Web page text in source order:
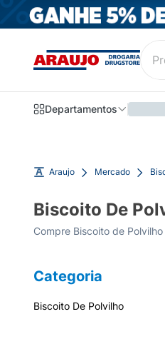
Departamentos
Araujo Mercado
Biscoito De
Compre Biscoito de
Categoria
Biscoito De Polvilho